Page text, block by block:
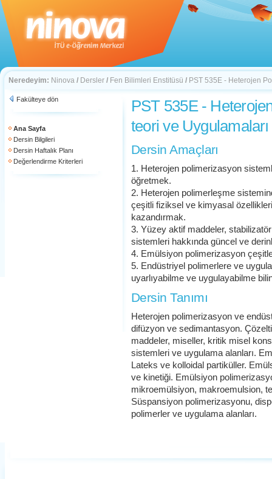
Neredeyim: Ninova / Dersler / Fen Bilimleri Enstitüsü / PST 535E - Heterojen
Fakülteye dön
Ana Sayfa
Dersin Bilgileri
Dersin Haftalık Planı
Değerlendirme Kriterleri
PST 535E -
teori ve Uygulamaları
Dersin Amaçları
1. Heterojen polimerizasyon
öğretmek.
2. Heterojen polimerleşme
çeşitli fiziksel ve kimyasal
kazandırmak.
3. Yüzey aktif maddeler,
sistemleri hakkında güncel ve
4. Emülsiyon polimerizasyon
5. Endüstriyel polimerlere ve
uyarlıyabilme ve uygulayabilme
Dersin Tanımı
Heterojen polimerizasyon ve
difüzyon ve sedimantasyon.
maddeler, miseller, kritik misel
sistemleri ve uygulama alanları.
Lateks ve kolloidal partiküller.
ve kinetiği. Emülsiyon
mikroemülsiyon, makroemulsion,
Süspansiyon polimerizasyonu,
polimerler ve uygulama alanları.